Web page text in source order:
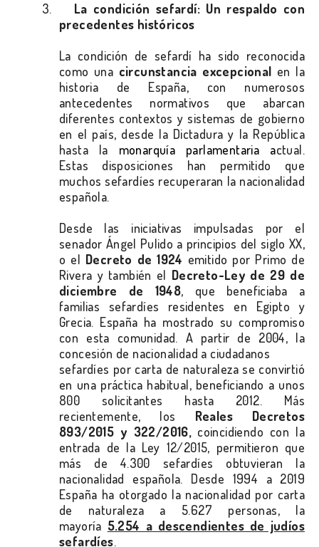
3.
La condición sefardí: Un respaldo con
precedentes históricos
La condición de sefardí ha sido reconocida
como una circunstancia excepcional en la
historia de España, con numerosos
antecedentes normativos que abarcan
diferentes contextos y sistemas de gobierno
en el país, desde la Dictadura y la República
hasta la monarquía parlamentaria actual.
Estas disposiciones han permitido que
muchos sefardíes recuperaran la nacionalidad
española.
Desde las iniciativas impulsadas por el
senador Ángel Pulido a principios del siglo XX,
o el Decreto de 1924 emitido por Primo de
Rivera y también el Decreto-Ley de 29 de
diciembre de 1948, que beneficiaba a
familias sefardíes residentes en Egipto y
Grecia. España ha mostrado su compromiso
con esta comunidad. A partir de 2004, la
concesión de nacionalidad a ciudadanos
sefardíes por carta de naturaleza se convirtió
en una práctica habitual, beneficiando a unos
800 solicitantes hasta 2012. Más
recientemente, los Reales Decretos
893/2015 y 322/2016, coincidiendo con la
entrada de la Ley 12/2015, permitieron que
más de 4.300 sefardíes obtuvieran la
nacionalidad española. Desde 1994 a 2019
España ha otorgado la nacionalidad por carta
de naturaleza a 5.627 personas, la
mayoría 5.254 a descendientes de judíos
sefardíes.